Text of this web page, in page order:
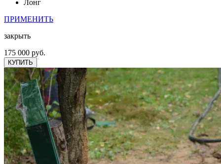
Лонг
ПРИМЕНИТЬ
закрыть
175 000 руб.
КУПИТЬ